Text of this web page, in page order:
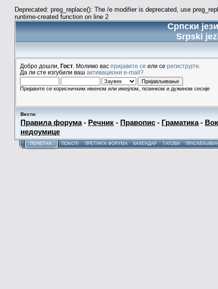
Deprecated: preg_replace(): The /e modifier is deprecated, use
runtime-created function on line 2
Српски
Srpski
Добро дошли, Гост . Молимо вас пријавите се или се региструјте
Да ли сте изгубили ваш активациони e-mail?
Пријавите се корисничким именом или имејлом, лозинком и дужином сесије
Вести:
Правила форума- Речник - Правопис - Граматика-
недоумице
ПОЧЕТНА ПОМОЋ ПРЕТРАГА ФОРУМА КАЛЕНДАР ТАГОВИ